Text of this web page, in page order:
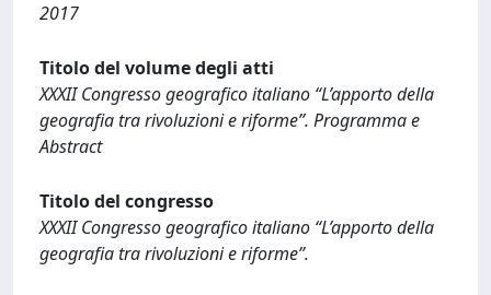
2017
Titolo del volume degli atti
XXXII Congresso geografico italiano “L’apporto della
geografia tra rivoluzioni e riforme”. Programma e
Abstract
Titolo del congresso
XXXII Congresso geografico italiano “L’apporto della
geografia tra rivoluzioni e riforme”.